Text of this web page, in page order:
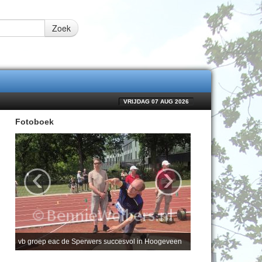
Zoek
VRIJDAG 07 AUG 2026
Fotoboek
vb groep eac de Sperwers succesvol in Hoogeveen
‹ ›